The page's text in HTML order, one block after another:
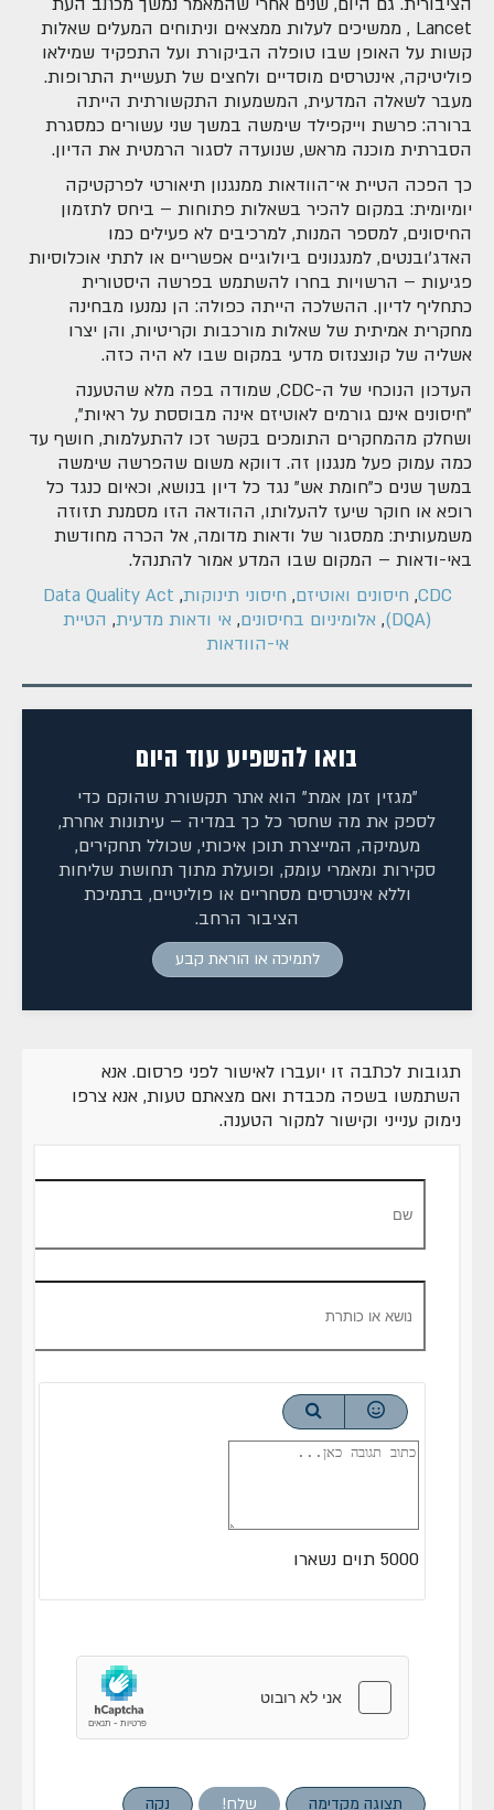
Lancet , ממשיכים לעלות ממצאים וניתוחים המעלים שאלות
קשות על האופן שבו טופלה הביקורת ועל התפקיד שמילאו
פוליטיקה, אינטרסים מוסדיים ולחצים של תעשיית התרופות.
מעבר לשאלה המדעית, המשמעות התקשורתית הייתה
ברורה: פרשת וייקפילד שימשה במשך שני עשורים כמסגרת
הסברתית מוכנה מראש, שנועדה לסגור הרמטית את הדיון.
כך הפכה הטיית אי־הוודאות ממנגנון תיאורטי לפרקטיקה
יומיומית: במקום להכיר בשאלות פתוחות – ביחס לתזמון
החיסונים, למספר המנות, למרכיבים לא פעילים כמו
האדג'ובנטים, למנגנונים ביולוגיים אפשריים או לתתי אוכלוסיות
פגיעות – הרשויות בחרו להשתמש בפרשה היסטורית
כתחליף לדיון. ההשלכה הייתה כפולה: הן נמנעו מבחינה
מחקרית אמיתית של שאלות מורכבות וקריטיות, והן יצרו
אשליה של קונצנזוס מדעי במקום שבו לא היה כזה.
העדכון הנוכחי של ה-CDC, שמודה בפה מלא שהטענה
"חיסונים אינם גורמים לאוטיזם אינה מבוססת על ראיות",
ושחלק מהמחקרים התומכים בקשר זכו להתעלמות, חושף עד
כמה עמוק פעל מנגנון זה. דווקא משום שהפרשה שימשה
במשך שנים כ"חומת אש" נגד כל דיון בנושא, וכאיום כנגד כל
רופא או חוקר שיעז להעלותו, ההודאה הזו מסמנת תזוזה
משמעותית: ממסגור של ודאות מדומה, אל הכרה מחודשת
באי-ודאות – המקום שבו המדע אמור להתנהל.
CDC
, חיסונים ואוטיזם, חיסוני תינוקות,
Data Quality Act
(DQA)
, אלומיניום בחיסונים, אי ודאות מדעית, הטיית
אי-הוודאות
בואו להשפיע עוד היום
"מגזין זמן אמת" הוא אתר תקשורת שהוקם כדי
לספק את מה שחסר כל כך במדיה – עיתונות אחרת,
מעמיקה, המייצרת תוכן איכותי, שכולל תחקירים,
סקירות ומאמרי עומק, ופועלת מתוך תחושת שליחות
וללא אינטרסים מסחריים או פוליטיים, בתמיכת
הציבור הרחב.
לתמיכה או הוראת קבע
תגובות לכתבה זו יועברו לאישור לפני פרסום. אנא
השתמשו בשפה מכבדת ואם מצאתם טעות, אנא צרפו
נימוק ענייני וקישור למקור הטענה.
5000 תוים נשארו
תצוגה מקדימה שלח! נקה